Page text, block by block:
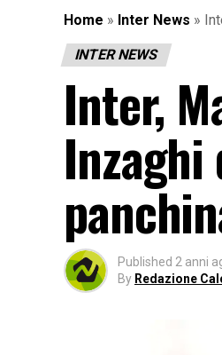
Home » Inter News »
INTER NEWS
Inter,
Published 2 anni
By Redazione